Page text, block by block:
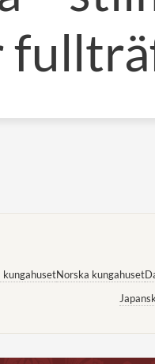
Norska kungahuset